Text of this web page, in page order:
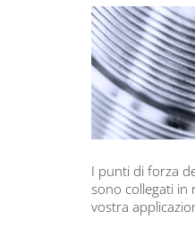
I punti di forza
sono collegati in
vostra